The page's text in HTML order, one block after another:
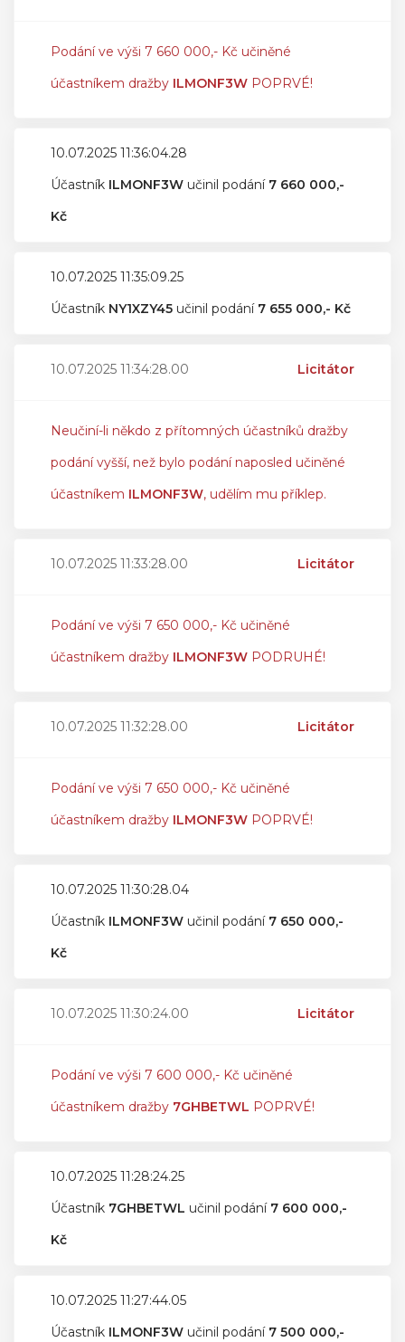
Podání ve výši 7 660 000,- Kč učiněné
účastníkem dražby ILMONF3W POPRVÉ!
10.07.2025 11:36:04.28
Účastník ILMONF3W učinil podání 7 660 000,-
Kč
10.07.2025 11:35:09.25
Účastník NY1XZY45 učinil podání 7 655 000,- Kč
10.07.2025 11:34:28.00 Licitátor
Neučiní-li někdo z přítomných účastníků dražby
podání vyšší, než bylo podání naposled učiněné
účastníkem ILMONF3W, udělím mu příklep.
10.07.2025 11:33:28.00 Licitátor
Podání ve výši 7 650 000,- Kč učiněné
účastníkem dražby ILMONF3W PODRUHÉ!
10.07.2025 11:32:28.00 Licitátor
Podání ve výši 7 650 000,- Kč učiněné
účastníkem dražby ILMONF3W POPRVÉ!
10.07.2025 11:30:28.04
Účastník ILMONF3W učinil podání 7 650 000,-
Kč
10.07.2025 11:30:24.00 Licitátor
Podání ve výši 7 600 000,- Kč učiněné
účastníkem dražby 7GHBETWL POPRVÉ!
10.07.2025 11:28:24.25
Účastník 7GHBETWL učinil podání 7 600 000,-
Kč
10.07.2025 11:27:44.05
Účastník ILMONF3W učinil podání 7 500 000,-